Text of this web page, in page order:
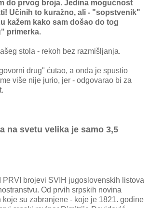
do prvog broja. Jedina mogućnost
Učinih to kuražno, ali - "sopstvenik"
kažem kako sam došao do tog
primerka.
stola - rekoh bez razmišljanja.
drug" ćutao, a onda je spustio
više nije jurio, jer - odgovarao bi za
na svetu velika je samo 3,5
PRVI brojevi SVIH jugoslovenskih listova
Od prvih srpskih novina
koje su zabranjene - koje je 1821. godine